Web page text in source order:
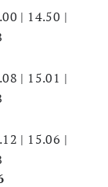
| 14.50 |
| 15.01 |
| 15.06 |